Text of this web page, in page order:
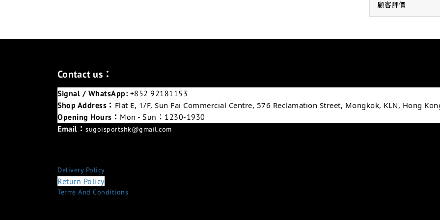
顧客評價
Contact us：
Signal / WhatsApp: +852 92181153
Shop Address： Flat E, 1/F, Sun Fai Commercial Centre, 576 Reclamation Street, Mongkok, KLN, Hong
Opening Hours： Mon - Sun：1230-1930
Email： sugoisportshk@gmail.com
Delivery Policy
Return Policy
Terms And Conditions